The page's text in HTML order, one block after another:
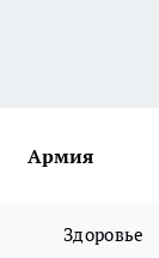
Армия
Здоровье